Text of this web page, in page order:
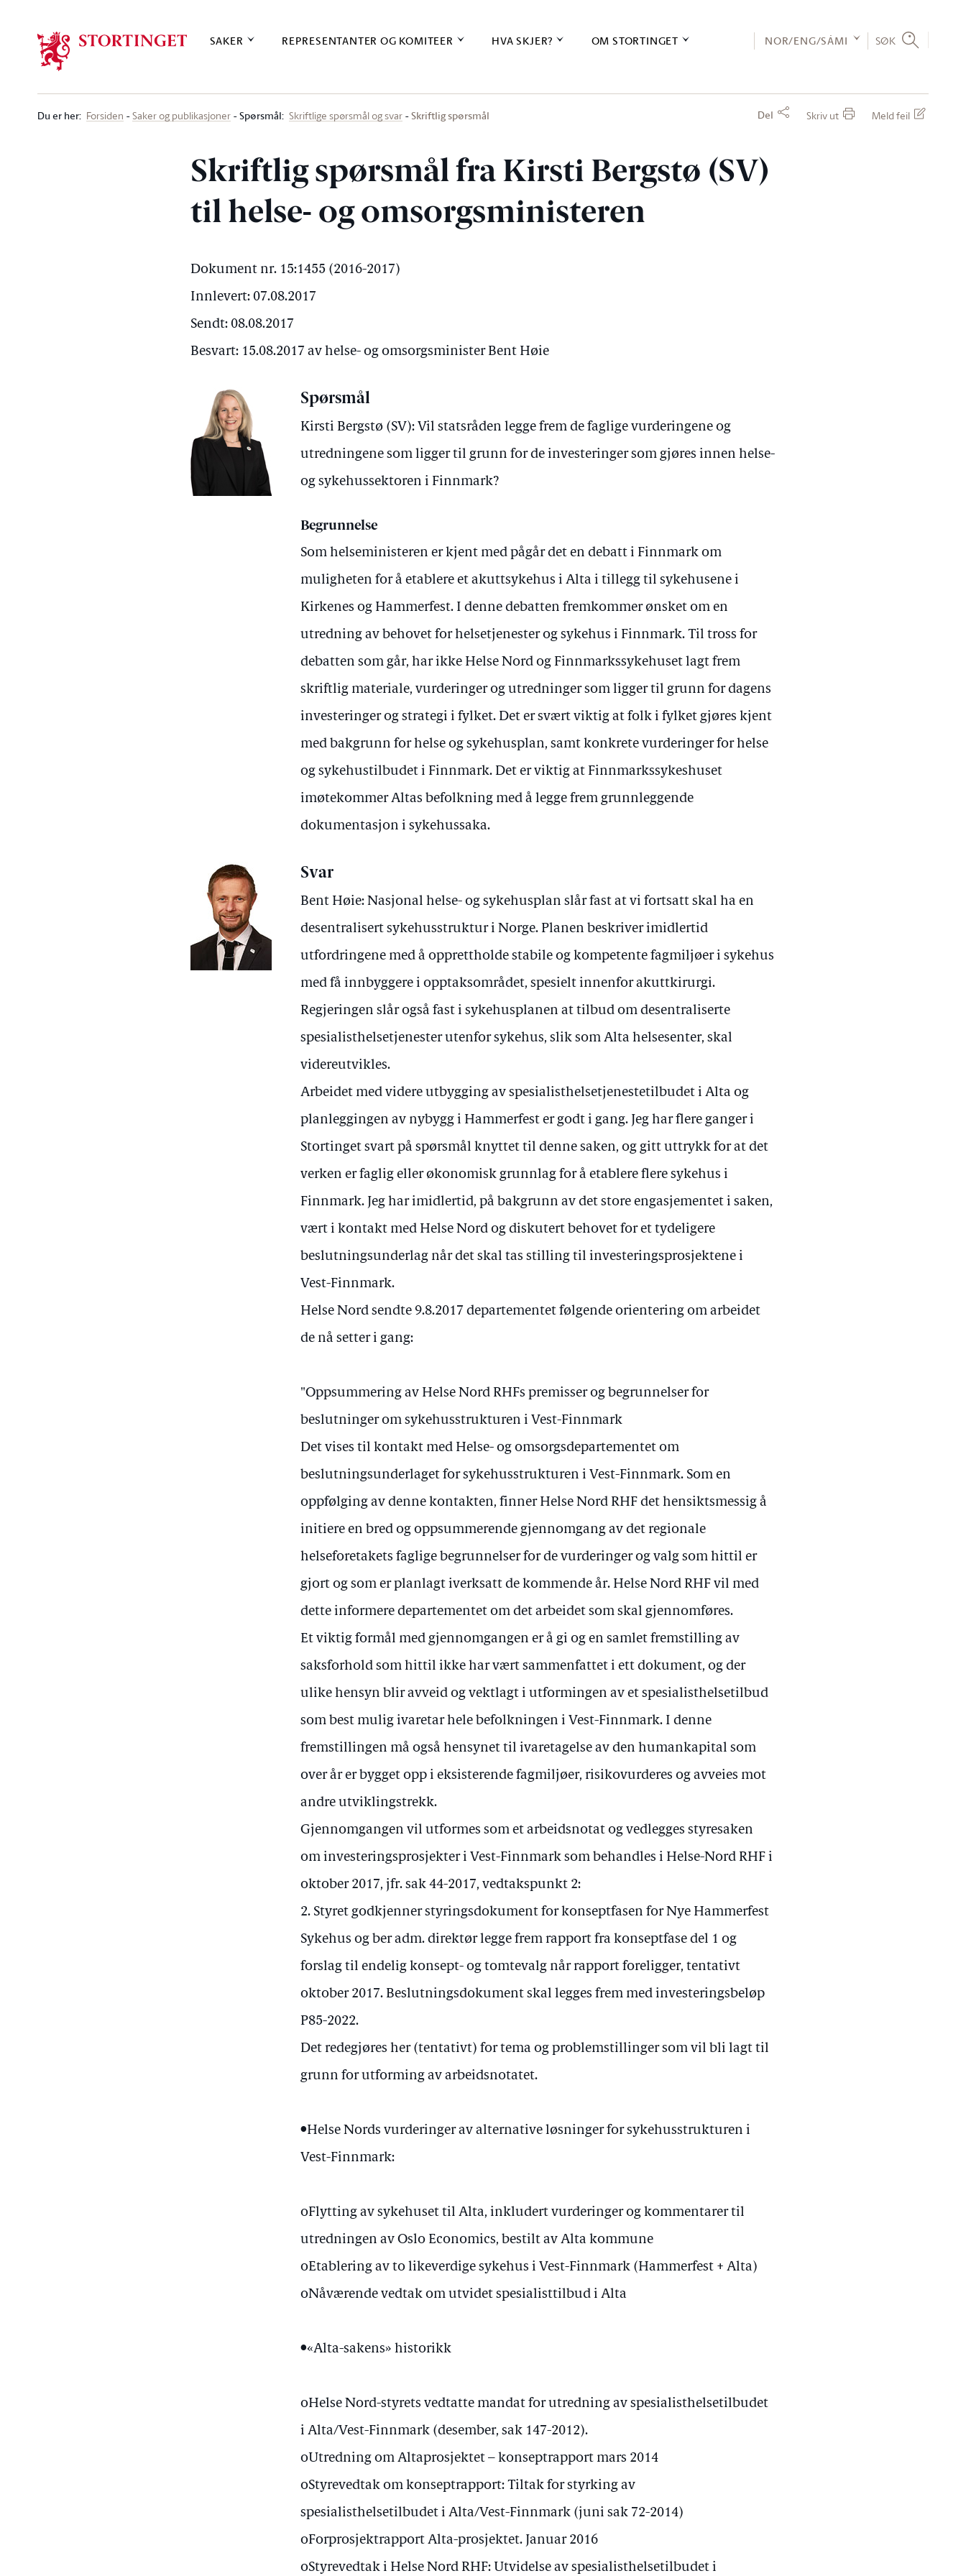
SAKER REPRESENTANTER OG KOMITEER HVA SKJER? OM STORTINGET NOR/ENG/SÁMI SØK
Du er her: Forsiden Saker og publikasjoner Spørsmål: Skriftlige spørsmål og svar Skriftlig spørsmål Del Skriv ut Meld feil
Skriftlig spørsmål fra Kirsti Bergstø (SV)
til helse- og omsorgsministeren
Dokument nr. 15:1455 (2016-2017)
Innlevert: 07.08.2017
Sendt: 08.08.2017
Besvart: 15.08.2017 av helse- og omsorgsminister Bent Høie
Spørsmål
Kirsti Bergstø (SV): Vil statsråden legge frem de faglige vurderingene og
utredningene som ligger til grunn for de investeringer som gjøres innen helse-
og sykehussektoren i Finnmark?
Begrunnelse
Som helseministeren er kjent med pågår det en debatt i Finnmark om
muligheten for å etablere et akuttsykehus i Alta i tillegg til sykehusene i
Kirkenes og Hammerfest. I denne debatten fremkommer ønsket om en
utredning av behovet for helsetjenester og sykehus i Finnmark. Til tross for
debatten som går, har ikke Helse Nord og Finnmarkssykehuset lagt frem
skriftlig materiale, vurderinger og utredninger som ligger til grunn for dagens
investeringer og strategi i fylket. Det er svært viktig at folk i fylket gjøres kjent
med bakgrunn for helse og sykehusplan, samt konkrete vurderinger for helse
og sykehustilbudet i Finnmark. Det er viktig at Finnmarkssykeshuset
imøtekommer Altas befolkning med å legge frem grunnleggende
dokumentasjon i sykehussaka.
Svar
Bent Høie: Nasjonal helse- og sykehusplan slår fast at vi fortsatt skal ha en
desentralisert sykehusstruktur i Norge. Planen beskriver imidlertid
utfordringene med å opprettholde stabile og kompetente fagmiljøer i sykehus
med få innbyggere i opptaksområdet, spesielt innenfor akuttkirurgi.
Regjeringen slår også fast i sykehusplanen at tilbud om desentraliserte
spesialisthelsetjenester utenfor sykehus, slik som Alta helsesenter, skal
videreutvikles.
Arbeidet med videre utbygging av spesialisthelsetjenestetilbudet i Alta og
planleggingen av nybygg i Hammerfest er godt i gang. Jeg har flere ganger i
Stortinget svart på spørsmål knyttet til denne saken, og gitt uttrykk for at det
verken er faglig eller økonomisk grunnlag for å etablere flere sykehus i
Finnmark. Jeg har imidlertid, på bakgrunn av det store engasjementet i saken,
vært i kontakt med Helse Nord og diskutert behovet for et tydeligere
beslutningsunderlag når det skal tas stilling til investeringsprosjektene i
Vest-Finnmark.
Helse Nord sendte 9.8.2017 departementet følgende orientering om arbeidet
de nå setter i gang:
"Oppsummering av Helse Nord RHFs premisser og begrunnelser for
beslutninger om sykehusstrukturen i Vest-Finnmark
Det vises til kontakt med Helse- og omsorgsdepartementet om
beslutningsunderlaget for sykehusstrukturen i Vest-Finnmark. Som en
oppfølging av denne kontakten, finner Helse Nord RHF det hensiktsmessig å
initiere en bred og oppsummerende gjennomgang av det regionale
helseforetakets faglige begrunnelser for de vurderinger og valg som hittil er
gjort og som er planlagt iverksatt de kommende år. Helse Nord RHF vil med
dette informere departementet om det arbeidet som skal gjennomføres.
Et viktig formål med gjennomgangen er å gi og en samlet fremstilling av
saksforhold som hittil ikke har vært sammenfattet i ett dokument, og der
ulike hensyn blir avveid og vektlagt i utformingen av et spesialisthelsetilbud
som best mulig ivaretar hele befolkningen i Vest-Finnmark. I denne
fremstillingen må også hensynet til ivaretagelse av den humankapital som
over år er bygget opp i eksisterende fagmiljøer, risikovurderes og avveies mot
andre utviklingstrekk.
Gjennomgangen vil utformes som et arbeidsnotat og vedlegges styresaken
om investeringsprosjekter i Vest-Finnmark som behandles i Helse-Nord RHF i
oktober 2017, jfr. sak 44-2017, vedtakspunkt 2:
2. Styret godkjenner styringsdokument for konseptfasen for Nye Hammerfest
Sykehus og ber adm. direktør legge frem rapport fra konseptfase del 1 og
forslag til endelig konsept- og tomtevalg når rapport foreligger, tentativt
oktober 2017. Beslutningsdokument skal legges frem med investeringsbeløp
P85-2022.
Det redegjøres her (tentativt) for tema og problemstillinger som vil bli lagt til
grunn for utforming av arbeidsnotatet.
•Helse Nords vurderinger av alternative løsninger for sykehusstrukturen i
Vest-Finnmark:
oFlytting av sykehuset til Alta, inkludert vurderinger og kommentarer til
utredningen av Oslo Economics, bestilt av Alta kommune
oEtablering av to likeverdige sykehus i Vest-Finnmark (Hammerfest + Alta)
oNåværende vedtak om utvidet spesialisttilbud i Alta
•«Alta-sakens» historikk
oHelse Nord-styrets vedtatte mandat for utredning av spesialisthelsetilbudet
i Alta/Vest-Finnmark (desember, sak 147-2012).
oUtredning om Altaprosjektet – konseptrapport mars 2014
oStyrevedtak om konseptrapport: Tiltak for styrking av
spesialisthelsetilbudet i Alta/Vest-Finnmark (juni sak 72-2014)
oForprosjektrapport Alta-prosjektet. Januar 2016
oStyrevedtak i Helse Nord RHF: Utvidelse av spesialisthelsetilbudet i